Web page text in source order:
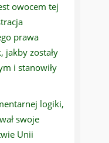
owocem tej
prawa
jakby zostały
i stanowiły
logiki,
swoje
Unii